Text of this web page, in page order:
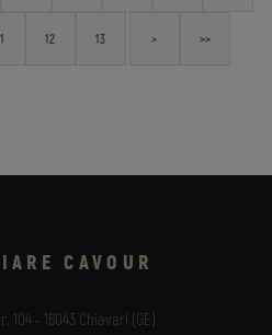
attorno a cui si costruisce il rapporto con
quindi la persona, capace di empatia e
12 13 > >>
CAVOUR
104 - 16043 Chiavari (GE)